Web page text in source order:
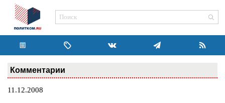
Комментарии
11.12.2008